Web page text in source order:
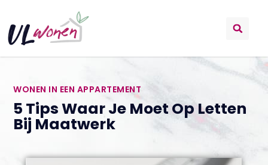
WONEN IN EEN APPARTEMENT
5 Tips Waar Je Moet Op Letten
Bij Maatwerk